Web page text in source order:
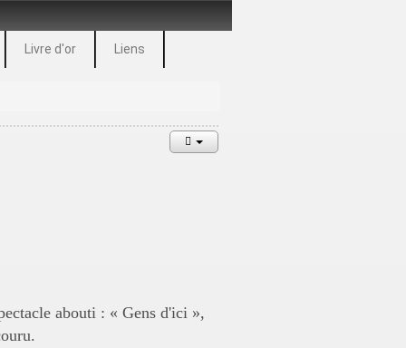
Livre d'or Liens
abouti : « Gens d'ici »,